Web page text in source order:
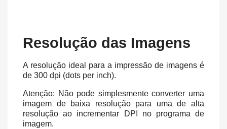
Resolução das Imagens
A resolução ideal para a impressão de imagens é
de 300 dpi (dots per inch).
Atenção: Não pode simplesmente converter uma
imagem de baixa resolução para uma de alta
resolução ao incrementar DPI no programa de
imagem.